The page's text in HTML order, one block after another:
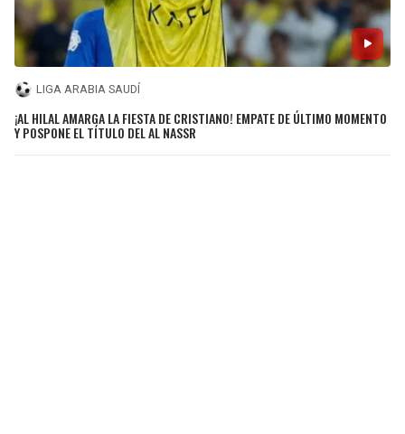
LIGA ARABIA SAUDÍ
¡AL HILAL AMARGA LA FIESTA DE CRISTIANO! EMPATE DE ÚLTIMO MOMENTO
Y POSPONE EL TÍTULO DEL AL NASSR